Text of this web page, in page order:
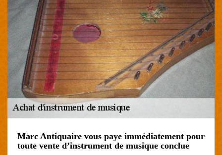
Marc Antiquaire vous paye immédiatement pour
toute vente d’instrument de musique conclue